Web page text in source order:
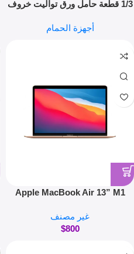
1/3 قطعة حامل ورق تواليت خروف
ورق تواليت قائم بذاته طقم حمام
أجهزة الحمام
Apple MacBook Air 13” M1
غير مصنف
$800